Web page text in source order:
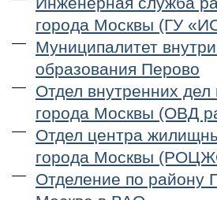
города Москвы (ГУ
Муниципалитет
образования Перово
Отдел внутренних
города Москвы (ОВД
Отдел центра
города Москвы
Отделение по району